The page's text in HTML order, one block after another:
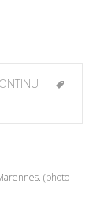
(photo